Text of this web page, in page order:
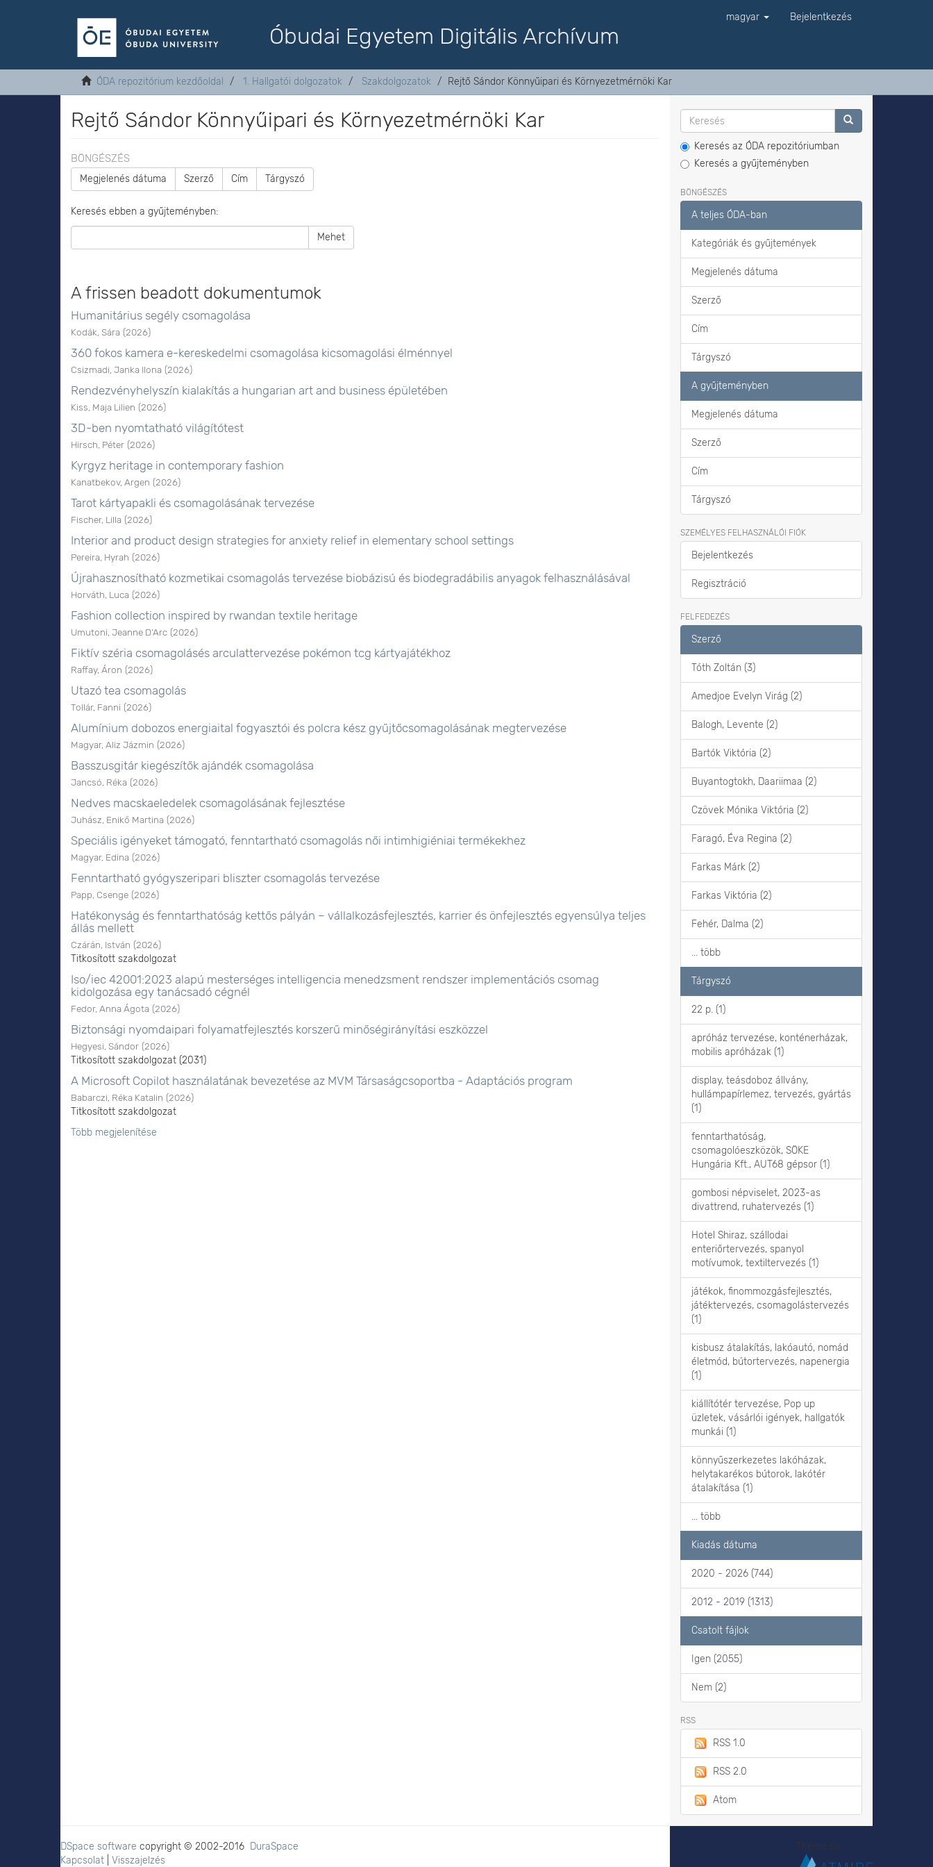
Óbudai Egyetem Digitális Archívum
magyar Bejelentkezés
ÓDA repozitórium kezdőoldal 1. Hallgatói dolgozatok Szakdolgozatok Rejtő Sándor Könnyűipari és Környezetmérnöki Kar
Rejtő Sándor Könnyűipari és Környezetmérnöki Kar
BÖNGÉSZÉS
Megjelenés dátuma Szerző Cím Tárgyszó
Keresés ebben a gyűjteményben:
Mehet
A frissen beadott dokumentumok
Humanitárius segély csomagolása
Kodák, Sára (2026)
360 fokos kamera e-kereskedelmi csomagolása kicsomagolási élménnyel
Csizmadi, Janka Ilona (2026)
Rendezvényhelyszín kialakítás a hungarian art and business épületében
Kiss, Maja Lilien (2026)
3D-ben nyomtatható világítótest
Hirsch, Péter (2026)
Kyrgyz heritage in contemporary fashion
Kanatbekov, Argen (2026)
Tarot kártyapakli és csomagolásának tervezése
Fischer, Lilla (2026)
Interior and product design strategies for anxiety relief in elementary school settings
Pereira, Hyrah (2026)
Újrahasznosítható kozmetikai csomagolás tervezése biobázisú és biodegradábilis anyagok felhasználásával
Horváth, Luca (2026)
Fashion collection inspired by rwandan textile heritage
Umutoni, Jeanne D’Arc (2026)
Fiktív széria csomagolásés arculattervezése pokémon tcg kártyajátékhoz
Raffay, Áron (2026)
Utazó tea csomagolás
Tollár, Fanni (2026)
Alumínium dobozos energiaital fogyasztói és polcra kész gyűjtőcsomagolásának megtervezése
Magyar, Aliz Jázmin (2026)
Basszusgitár kiegészítők ajándék csomagolása
Jancsó, Réka (2026)
Nedves macskaeledelek csomagolásának fejlesztése
Juhász, Enikő Martina (2026)
Speciális igényeket támogató, fenntartható csomagolás női intimhigiéniai termékekhez
Magyar, Edina (2026)
Fenntartható gyógyszeripari bliszter csomagolás tervezése
Papp, Csenge (2026)
Hatékonyság és fenntarthatóság kettős pályán – vállalkozásfejlesztés, karrier és önfejlesztés egyensúlya teljes
állás mellett
Czárán, István (2026)
Titkosított szakdolgozat
Iso/iec 42001:2023 alapú mesterséges intelligencia menedzsment rendszer implementációs csomag
kidolgozása egy tanácsadó cégnél
Fedor, Anna Ágota (2026)
Biztonsági nyomdaipari folyamatfejlesztés korszerű minőségirányítási eszközzel
Hegyesi, Sándor (2026)
Titkosított szakdolgozat (2031)
A Microsoft Copilot használatának bevezetése az MVM Társaságcsoportba - Adaptációs program
Babarczi, Réka Katalin (2026)
Titkosított szakdolgozat
Több megjelenítése
Keresés az ÓDA repozitóriumban
Keresés a gyűjteményben
BÖNGÉSZÉS
A teljes ÓDA-ban
Kategóriák és gyűjtemények
Megjelenés dátuma
Szerző
Cím
Tárgyszó
A gyűjteményben
Megjelenés dátuma
Szerző
Cím
Tárgyszó
SZEMÉLYES FELHASZNÁLÓI FIÓK
Bejelentkezés
Regisztráció
FELFEDEZÉS
Szerző
Tóth Zoltán (3)
Amedjoe Evelyn Virág (2)
Balogh, Levente (2)
Bartók Viktória (2)
Buyantogtokh, Daariimaa (2)
Czövek Mónika Viktória (2)
Faragó, Éva Regina (2)
Farkas Márk (2)
Farkas Viktória (2)
Fehér, Dalma (2)
... több
Tárgyszó
22 p. (1)
apróház tervezése, konténerházak,
mobilis apróházak (1)
display, teásdoboz állvány,
hullámpapírlemez, tervezés, gyártás
(1)
fenntarthatóság,
csomagolóeszközök, SÖKE
Hungária Kft., AUT68 gépsor (1)
gombosi népviselet, 2023-as
divattrend, ruhatervezés (1)
Hotel Shiraz, szállodai
enteriőrtervezés, spanyol
motívumok, textiltervezés (1)
játékok, finommozgásfejlesztés,
játéktervezés, csomagolástervezés
(1)
kisbusz átalakítás, lakóautó, nomád
életmód, bútortervezés, napenergia
(1)
kiállítótér tervezése, Pop up
üzletek, vásárlói igények, hallgatók
munkái (1)
könnyűszerkezetes lakóházak,
helytakarékos bútorok, lakótér
átalakítása (1)
... több
Kiadás dátuma
2020 - 2026 (744)
2012 - 2019 (1313)
Csatolt fájlok
Igen (2055)
Nem (2)
RSS
RSS 1.0
RSS 2.0
Atom
DSpace software copyright © 2002-2016 DuraSpace
Kapcsolat
Visszajelzés
Theme by